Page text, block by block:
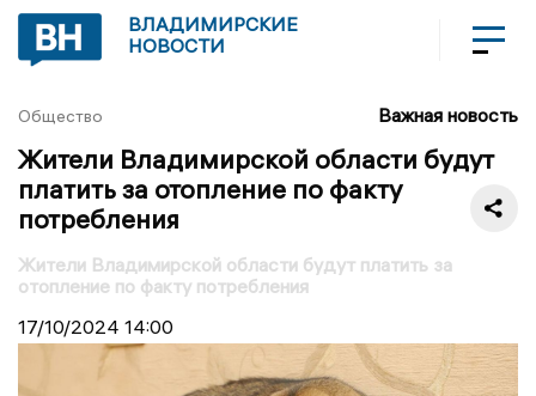
ВЛАДИМИРСКИЕ
НОВОСТИ
Общество Важная новость
Жители Владимирской области будут
платить за отопление по факту
потребления
Жители Владимирской области будут платить за
отопление по факту потребления
17/10/2024 14:00